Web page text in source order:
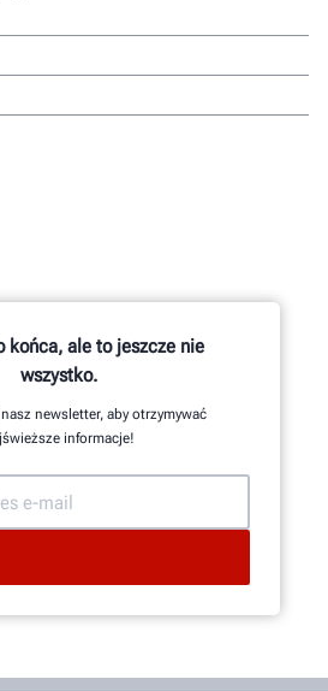
końca, ale to jeszcze nie
wszystko.
newsletter, aby otrzymywać
informacje!